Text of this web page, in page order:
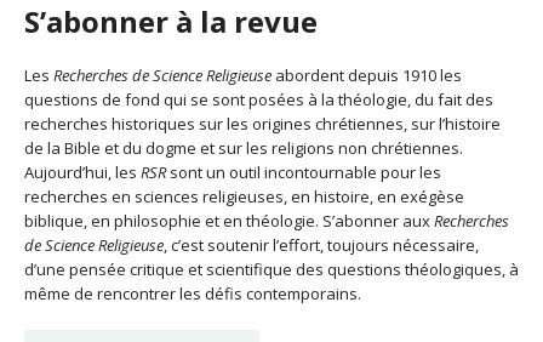
S’abonner à la revue
Les Recherches de Science Religieuse abordent depuis 1910 les
questions de fond qui se sont posées à la théologie, du fait des
recherches historiques sur les origines chrétiennes, sur l’histoire
de la Bible et du dogme et sur les religions non chrétiennes.
Aujourd’hui, les RSRsont un outil incontournable pour les
recherches en sciences religieuses, en histoire, en exégèse
biblique, en philosophie et en théologie. S’abonner auxRecherches
de Science Religieuse, c’est soutenir l’effort, toujours nécessaire,
d’une pensée critique et scientifique des questions théologiques, à
même de rencontrer les défis contemporains.